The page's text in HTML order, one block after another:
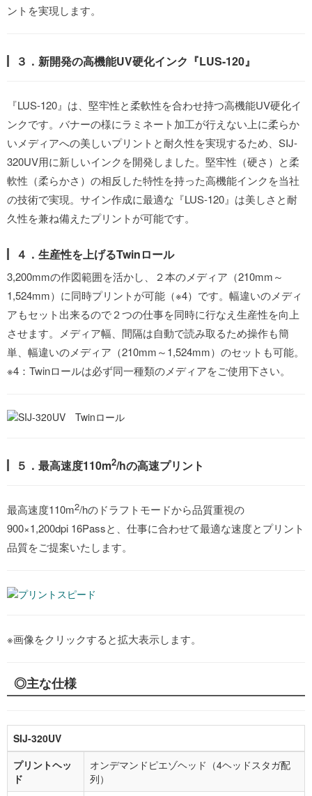
ントを実現します。
３．新開発の高機能UV硬化インク『LUS-120』
『LUS-120』は、堅牢性と柔軟性を合わせ持つ高機能UV硬化イ
ンクです。バナーの様にラミネート加工が行えない上に柔らか
いメディアへの美しいプリントと耐久性を実現するため、SIJ-
320UV用に新しいインクを開発しました。堅牢性（硬さ）と柔
軟性（柔らかさ）の相反した特性を持った高機能インクを当社
の技術で実現。サイン作成に最適な『LUS-120』は美しさと耐
久性を兼ね備えたプリントが可能です。
４．生産性を上げるTwinロール
3,200mmの作図範囲を活かし、２本のメディア（210mm～
1,524mm）に同時プリントが可能（※4）です。幅違いのメディ
アもセット出来るので２つの仕事を同時に行なえ生産性を向上
させます。メディア幅、間隔は自動で読み取るため操作も簡
単、幅違いのメディア（210mm～1,524mm）のセットも可能。
※4：Twinロールは必ず同一種類のメディアをご使用下さい。
５．最高速度110m2/hの高速プリント
最高速度110m2/hのドラフトモードから品質重視の
900×1,200dpi 16Passと、仕事に合わせて最適な速度とプリント
品質をご提案いたします。
※画像をクリックすると拡大表示します。
◎主な仕様
SIJ-320UV
プリントヘッ
ド
オンデマンドピエゾヘッド（4ヘッドスタガ配
列）